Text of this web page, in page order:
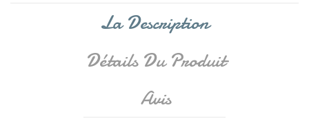
La Description
Détails Du Produit
Avis